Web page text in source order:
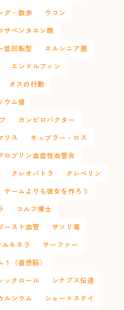
グ・散歩
ウコン
サペンタエン酸
低回転型
エルシニア菌
エンドルフィン
オスの行動
ウム値
カンピロバクター
リス
キュブラー・ロス
ロブリン血症性血管炎
クレオパトラ
クレペリン
ゲームよりも彼女を作ろう
コルフ博士
ースト血管
サソリ毒
ルモネラ
サーファー
１（直感脳）
ックロール
シナプス伝達
ルシウム
ショートステイ